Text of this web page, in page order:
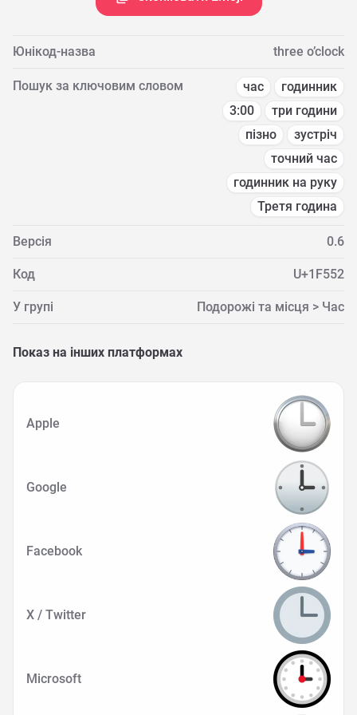
Юнікод-назва three o’clock
Пошук за ключовим словом час
годинник
3:00
три години
пізно
зустріч
точний час
годинник на руку
Третя година
Версія 0.6
Код U+1F552
У групі Подорожі та місця > Час
Показ на інших платформах
Apple
Google
Facebook
X / Twitter
Microsoft